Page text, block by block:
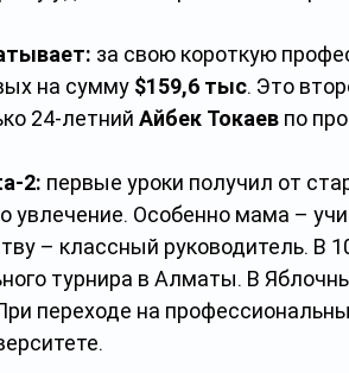
за свою короткую
на сумму $159,6 тыс. Это
24-летний Айбек Токаев по
2: первые уроки получил от
увлечение. Особенно мама –
– классный руководитель. В
турнира в Алматы. В
переходе на